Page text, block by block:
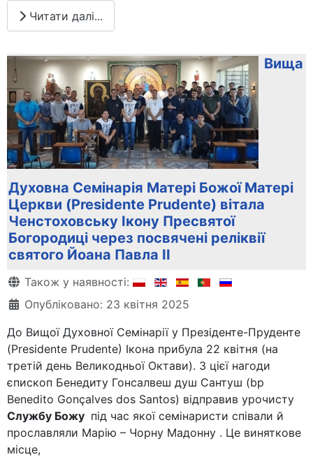
Читати далі...
Вища
Духовна Семінарія Матері Божої Матері
Церкви (Presidente Prudente) вітала
Ченстоховську Ікону Пресвятої
Богородиці через посвячені реліквії
святого Йоана Павла ІІ
Деталі
Також у наявності:
Опубліковано: 23 квітня 2025
До Вищої Духовної Семінарії у Презіденте-Пруденте
(Presidente Prudente) Ікона прибула 22 квітня (на
третій день Великодньої Октави). З цієї нагоди
єпископ Бенедиту Гонсалвеш душ Сантуш (bp
Benedito Gonçalves dos Santos) відправив урочисту
Службу Божу під час якої семінаристи співали й
прославляли Марію – Чорну Мадонну . Це виняткове
місце,